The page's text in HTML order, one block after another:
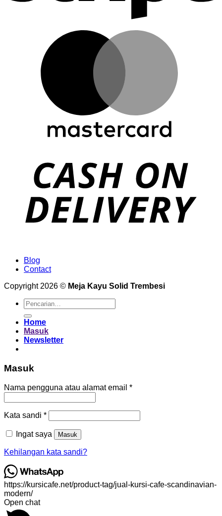
Blog
Contact
Copyright 2026 © Meja Kayu Solid Trembesi
Pencarian
untuk:
Home
Masuk
Newsletter
Masuk
Nama pengguna atau alamat email *Wajib
Kata sandi *Wajib
Ingat saya Masuk
Kehilangan kata sandi?
https://kursicafe.net/product-tag/jual-kursi-cafe-scandinavian-
modern/
Open chat